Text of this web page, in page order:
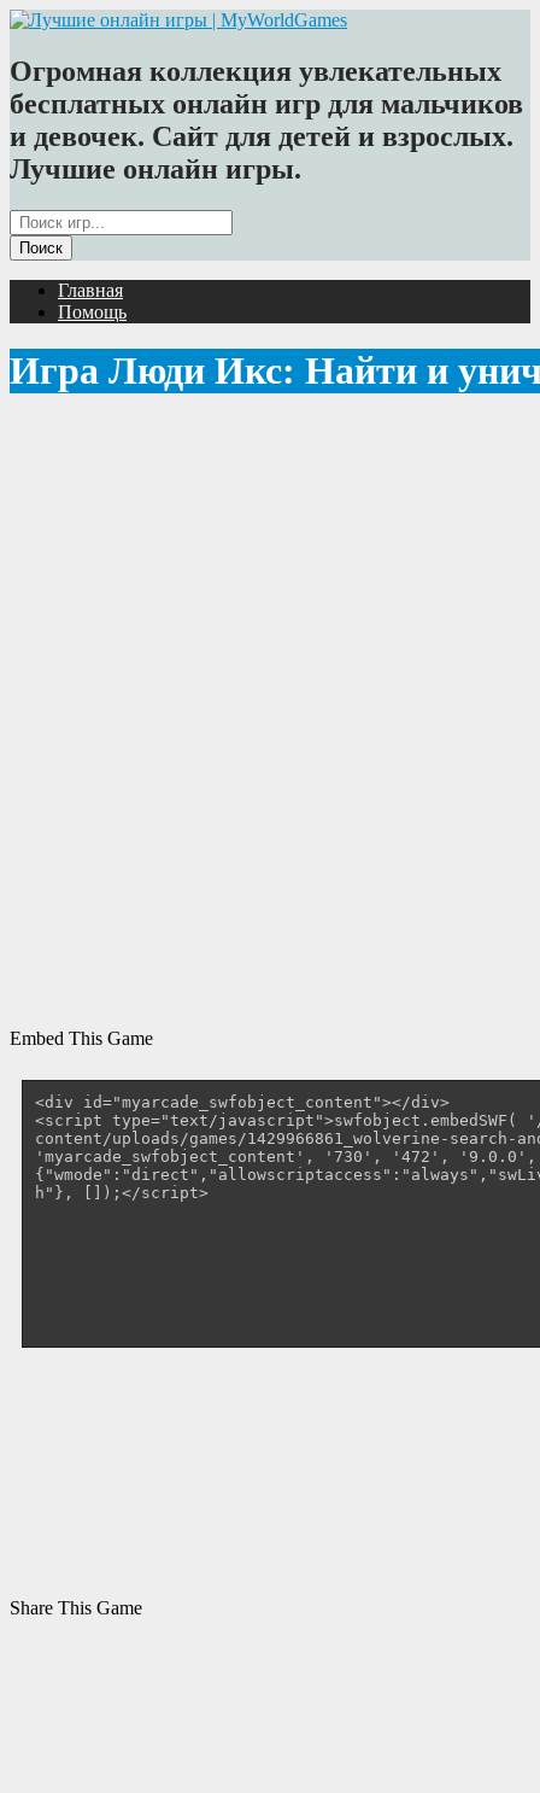
Огромная коллекция увлекательных
бесплатных онлайн игр для мальчиков
и девочек. Сайт для детей и взрослых.
Лучшие онлайн игры.
Главная
Помощь
Игра Люди Икс: Найти и
Embed This Game
Share This Game